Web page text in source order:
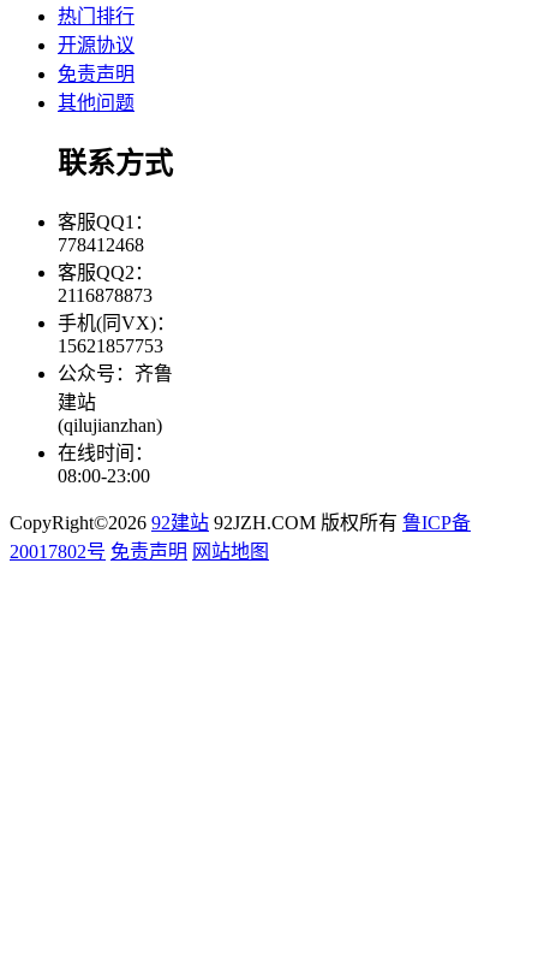
热门排行
开源协议
免责声明
其他问题
联系方式
客服QQ1：
778412468
客服QQ2：
2116878873
手机(同VX)：
15621857753
公众号：齐鲁
建站
(qilujianzhan)
在线时间：
08:00-23:00
CopyRight©2026 92建站 92JZH.COM 版权所有 鲁ICP备
20017802号 免责声明 网站地图